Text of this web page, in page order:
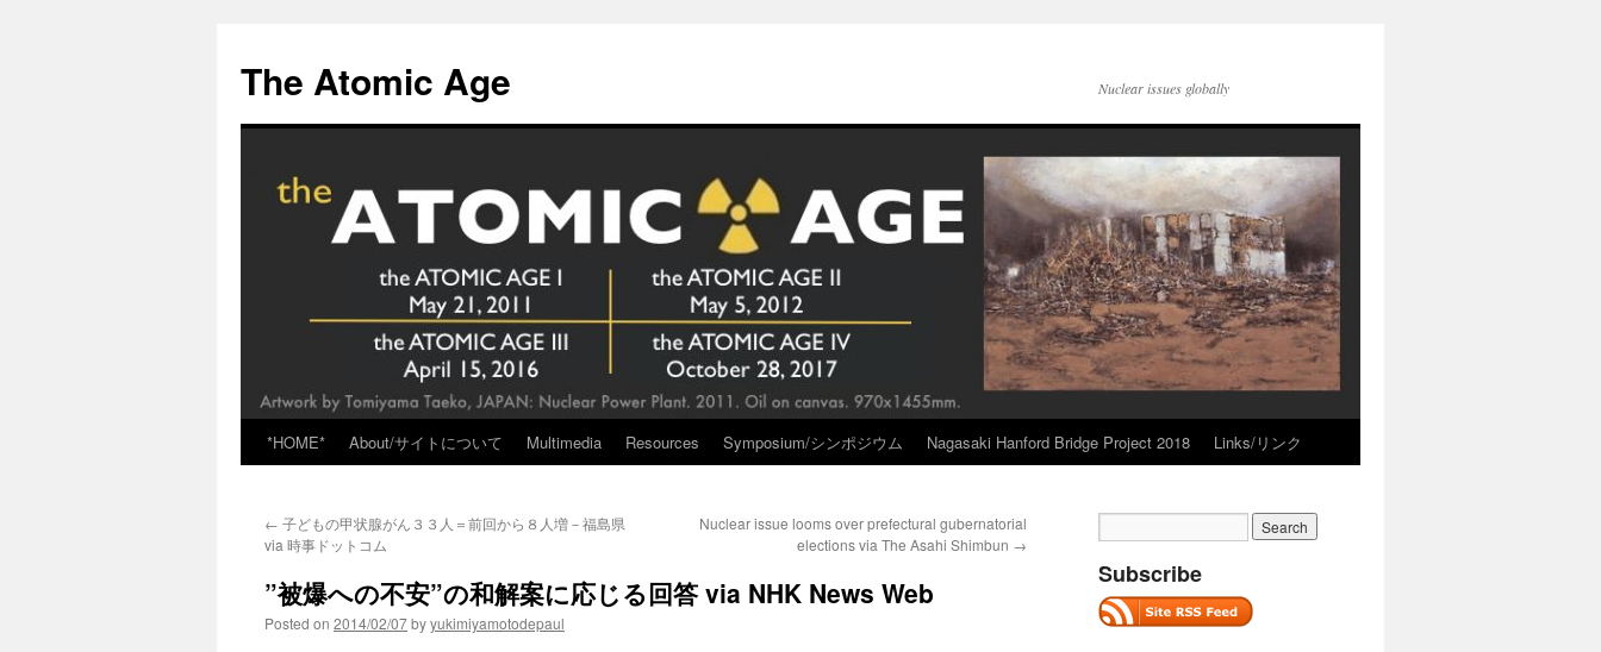
content
The Atomic Age Nuclear issues globally
*HOME* About/サイトについて Multimedia Resources Symposium/シンポジウム Nagasaki Hanford Bridge Project 2018 Links/リンク
← 子どもの甲状腺がん３３人＝前回から８人増－福島県
via 時事ドットコム
Nuclear issue looms over prefectural gubernatorial
elections via The Asahi Shimbun →
”被爆への不安”の和解案に応じる回答 via NHK News Web
Posted on 2014/02/07byyukimiyamotodepaul
Subscribe